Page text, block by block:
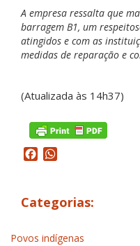
A empresa ressalta que
barragem B1, um
atingidos e com as
medidas de reparação e
(Atualizada às 14h37)
Facebook
Categorias:
Povos indígenas